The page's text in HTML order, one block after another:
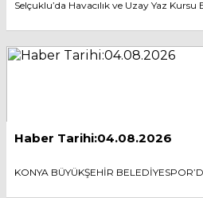
Selçuklu’da Havacılık ve Uzay Yaz Kursu
Haber Tarihi:04.08.2026
KONYA BÜYÜKŞEHİR